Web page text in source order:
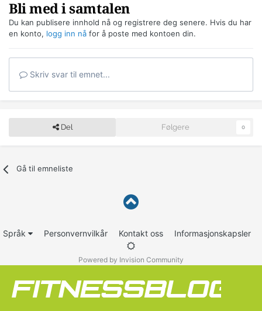
Bli med i samtalen
Du kan publisere innhold nå og registrere deg senere. Hvis du har
en konto, logg inn nå for å poste med kontoen din.
Skriv svar til emnet...
Del Følgere 0
Gå til emneliste
Språk Personvernvilkår Kontakt oss Informasjonskapsler
Powered by Invision Community